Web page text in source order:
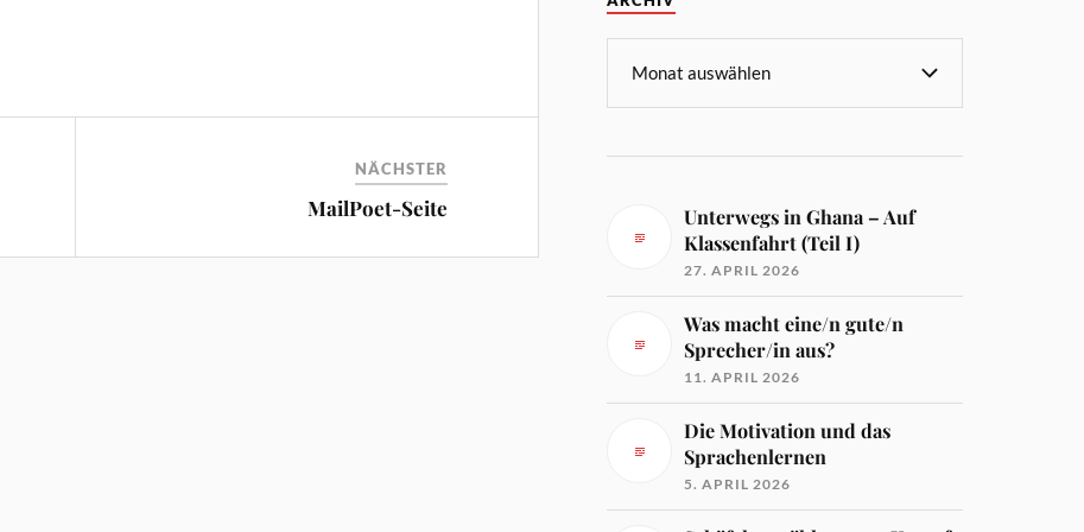
NÄCHSTER
MailPoet-Seite
Unterwegs in Ghana – Auf
Klassenfahrt (Teil I)
27. APRIL 2026
Was macht eine/n gute/n
Sprecher/in aus?
11. APRIL 2026
Die Motivation und das
Sprachenlernen
5. APRIL 2026